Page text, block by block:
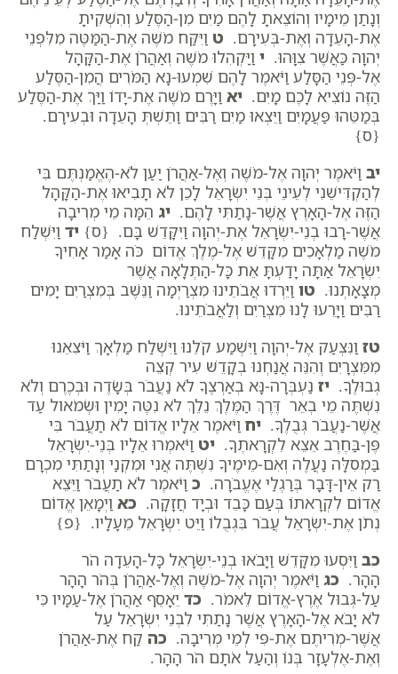
וְנָתַן מֵימָיו וְהוֹצֵאתָ לָהֶם מַיִם מִן-הַסֶּלַע וְהִשְׁקִיתָ
אֶת-הָעֵדָה וְאֶת-בְּעִירָם. ט וַיִּקַּח מֹשֶׁה אֶת-הַמַּטֶּה מִלִּפְנֵי
יְהוָה כַּאֲשֶׁר צִוָּהוּ. י וַיַּקְהִלוּ מֹשֶׁה וְאַהֲרֹן אֶת-הַקָּהָל
אֶל-פְּנֵי הַסָּלַע וַיֹּאמֶר לָהֶם שִׁמְעוּ-נָא הַמֹּרִים הֲמִן-הַסֶּלַע
הַזֶּה נוֹצִיא לָכֶם מָיִם. יא וַיָּרֶם מֹשֶׁה אֶת-יָדוֹ וַיַּךְ אֶת-הַסֶּלַע
בְּמַטֵּהוּ פַּעֲמָיִם וַיֵּצְאוּ מַיִם רַבִּים וַתֵּשְׁתְּ הָעֵדָה וּבְעִירָם.
{ס}
יב וַיֹּאמֶר יְהוָה אֶל-מֹשֶׁה וְאֶל-אַהֲרֹן יַעַן לֹא-הֶאֱמַנְתֶּם בִּי
לְהַקְדִּישֵׁנִי לְעֵינֵי בְּנֵי יִשְׂרָאֵל לָכֵן לֹא תָבִיאוּ אֶת-הַקָּהָל
הַזֶּה אֶל-הָאָרֶץ אֲשֶׁר-נָתַתִּי לָהֶם. יג הֵמָּה מֵי מְרִיבָה
אֲשֶׁר-רָבוּ בְנֵי-יִשְׂרָאֵל אֶת-יְהוָה וַיִּקָּדֵשׁ בָּם. {ס} יד וַיִּשְׁלַח
מֹשֶׁה מַלְאָכִים מִקָּדֵשׁ אֶל-מֶלֶךְ אֱדוֹם כֹּה אָמַר אָחִיךָ
יִשְׂרָאֵל אַתָּה יָדַעְתָּ אֵת כָּל-הַתְּלָאָה אֲשֶׁר
מְצָאָתְנוּ. טו וַיֵּרְדוּ אֲבֹתֵינוּ מִצְרַיְמָה וַנֵּשֶׁב בְּמִצְרַיִם יָמִים
רַבִּים וַיָּרֵעוּ לָנוּ מִצְרַיִם וְלַאֲבֹתֵינוּ.
טז וַנִּצְעַק אֶל-יְהוָה וַיִּשְׁמַע קֹלֵנוּ וַיִּשְׁלַח מַלְאָךְ וַיֹּצִאֵנוּ
מִמִּצְרָיִם וְהִנֵּה אֲנַחְנוּ בְקָדֵשׁ עִיר קְצֵה
גְבוּלֶךָ. יז נַעְבְּרָה-נָּא בְאַרְצֶךָ לֹא נַעֲבֹר בְּשָׂדֶה וּבְכֶרֶם וְלֹא
נִשְׁתֶּה מֵי בְאֵר דֶּרֶךְ הַמֶּלֶךְ נֵלֵךְ לֹא נִטֶּה יָמִין וּשְׂמֹאול עַד
אֲשֶׁר-נַעֲבֹר גְּבֻלֶךָ. יח וַיֹּאמֶר אֵלָיו אֱדוֹם לֹא תַעֲבֹר בִּי
פֶּן-בַּחֶרֶב אֵצֵא לִקְרָאתֶךָ. יט וַיֹּאמְרוּ אֵלָיו בְּנֵי-יִשְׂרָאֵל
בַּמְסִלָּה נַעֲלֶה וְאִם-מֵימֶיךָ נִשְׁתֶּה אֲנִי וּמִקְנַי וְנָתַתִּי מִכְרָם
רַק אֵין-דָּבָר בְּרַגְלַי אֶעֱבֹרָה. כ וַיֹּאמֶר לֹא תַעֲבֹר וַיֵּצֵא
אֱדוֹם לִקְרָאתוֹ בְּעַם כָּבֵד וּבְיָד חֲזָקָה. כא וַיְמָאֵן אֱדוֹם
נְתֹן אֶת-יִשְׂרָאֵל עֲבֹר בִּגְבֻלוֹ וַיֵּט יִשְׂרָאֵל מֵעָלָיו. {פ}
כב וַיִּסְעוּ מִקָּדֵשׁ וַיָּבֹאוּ בְנֵי-יִשְׂרָאֵל כָּל-הָעֵדָה הֹר
הָהָר. כג וַיֹּאמֶר יְהוָה אֶל-מֹשֶׁה וְאֶל-אַהֲרֹן בְּהֹר הָהָר
עַל-גְּבוּל אֶרֶץ-אֱדוֹם לֵאמֹר. כד יֵאָסֵף אַהֲרֹן אֶל-עַמָּיו כִּי
לֹא יָבֹא אֶל-הָאָרֶץ אֲשֶׁר נָתַתִּי לִבְנֵי יִשְׂרָאֵל עַל
אֲשֶׁר-מְרִיתֶם אֶת-פִּי לְמֵי מְרִיבָה. כה קַח אֶת-אַהֲרֹן
וְאֶת-אֶלְעָזָר בְּנוֹ וְהַעַל אֹתָם הֹר הָהָר.